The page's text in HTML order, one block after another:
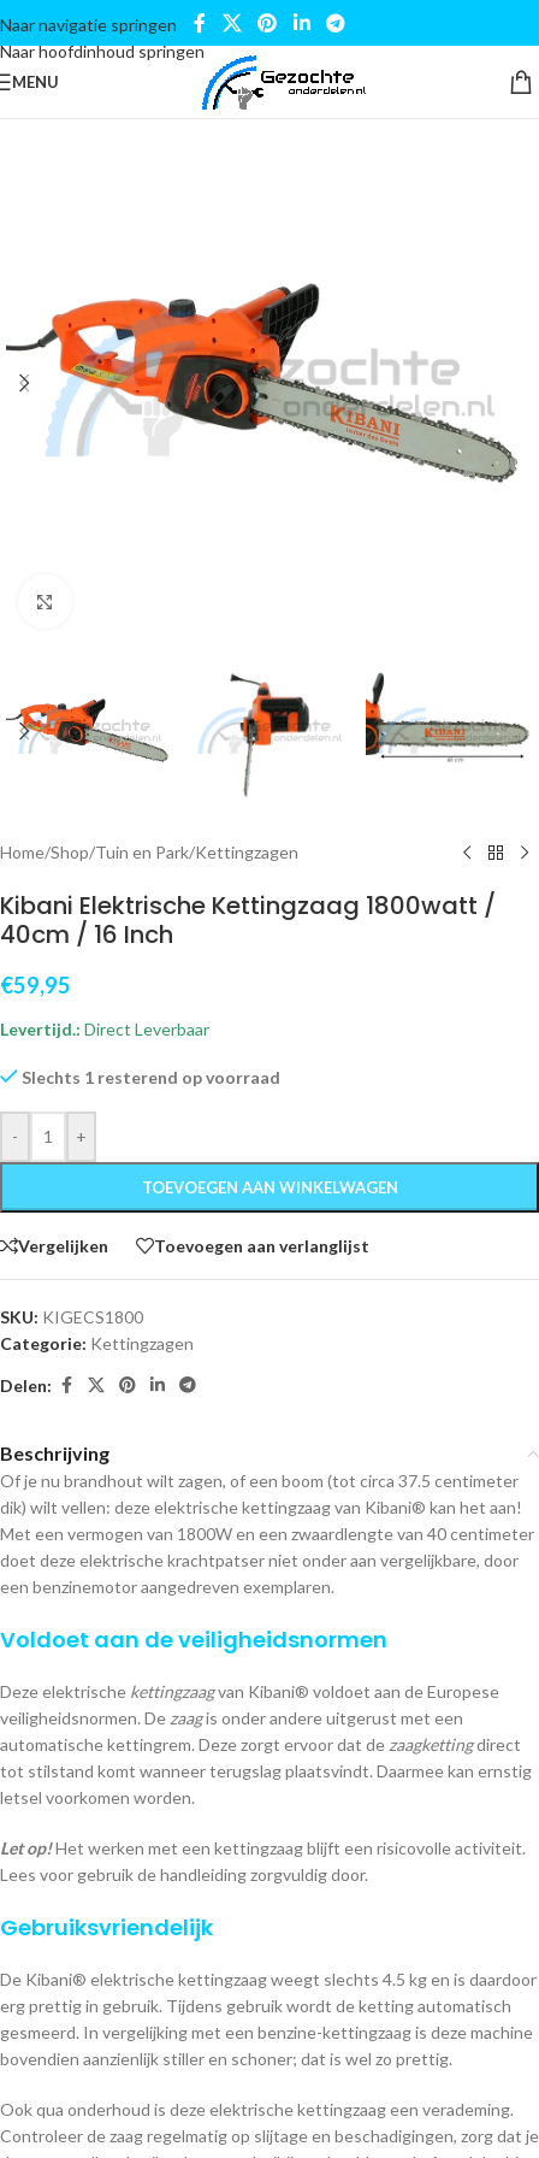
Naar navigatie springen
Naar hoofdinhoud springen
MENU
Home/Shop/Tuin en Park/Kettingzagen
Kibani Elektrische Kettingzaag 1800watt /
40cm / 16 Inch
€59,95
Levertijd.: Direct Leverbaar
Slechts 1 resterend op voorraad
- +
TOEVOEGEN AAN WINKELWAGEN
Vergelijken Toevoegen aan verlanglijst
SKU: KIGECS1800
Categorie: Kettingzagen
Delen:
Beschrijving
Of je nu brandhout wilt zagen, of een boom (tot circa 37.5 centimeter
dik) wilt vellen: deze elektrische kettingzaag van Kibani® kan het aan!
Met een vermogen van 1800W en een zwaardlengte van 40 centimeter
doet deze elektrische krachtpatser niet onder aan vergelijkbare, door
een benzinemotor aangedreven exemplaren.
Voldoet aan de veiligheidsnormen
Deze elektrische kettingzaagvan Kibani® voldoet aan de Europese
veiligheidsnormen. De zaagis onder andere uitgerust met een
automatische kettingrem. Deze zorgt ervoor dat de zaagkettingdirect
tot stilstand komt wanneer terugslag plaatsvindt. Daarmee kan ernstig
letsel voorkomen worden.
Let op!Het werken met een kettingzaag blijft een risicovolle activiteit.
Lees voor gebruik de handleiding zorgvuldig door.
Gebruiksvriendelijk
De Kibani® elektrische kettingzaag weegt slechts 4.5 kg en is daardoor
erg prettig in gebruik. Tijdens gebruik wordt de ketting automatisch
gesmeerd. In vergelijking met een benzine-kettingzaag is deze machine
bovendien aanzienlijk stiller en schoner; dat is wel zo prettig.
Ook qua onderhoud is deze elektrische kettingzaag een verademing.
Controleer de zaag regelmatig op slijtage en beschadigingen, zorg dat je